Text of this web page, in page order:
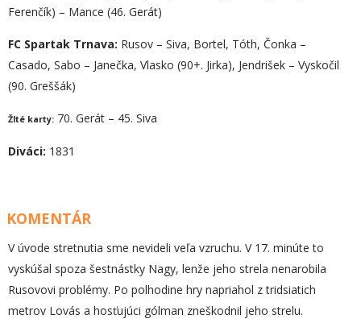
Ferenčík) – Mance (46. Gerát)
FC Spartak Trnava: Rusov – Siva, Bortel, Tóth, Čonka –
Casado, Sabo – Janečka, Vlasko (90+. Jirka), Jendrišek – Vyskočil
(90. Greššák)
Žlté karty: 70. Gerát – 45. Siva
Diváci: 1831
KOMENTÁR
V úvode stretnutia sme nevideli veľa vzruchu. V 17. minúte to
vyskúšal spoza šestnástky Nagy, lenže jeho strela nenarobila
Rusovovi problémy. Po polhodine hry napriahol z tridsiatich
metrov Lovás a hosťujúci gólman zneškodnil jeho strelu.